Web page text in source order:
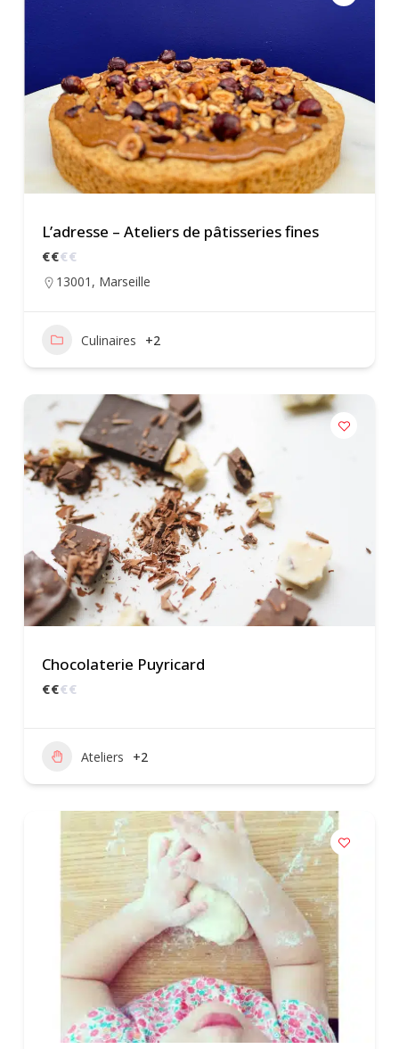
L’adresse – Ateliers de pâtisseries fines
€€€€
13001 , Marseille
Culinaires +2
Chocolaterie Puyricard
€€€€
Ateliers +2